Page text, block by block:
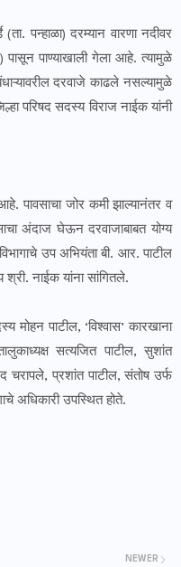
दरम्यान वारणा नदीवर
पासून पाण्याखाली गेला आहे. त्यामुळे
दरवाजे काढले नसल्यामुळे
परिषद सदस्य विराज नाईक यांनी
जोर कमी झाल्यानंतर व
अंदाज घेऊन दरवाजाबाबत योग्य
उप अभियंता बी. आर. पाटील
नाईक यांना सांगितले.
पाटील, ‘विश्वास’ कारखाना
सत्यजित पाटील, सुशांत
चरापले, प्रशांत पाटील, संतोष उर्फ
अधिकारी उपस्थित होते.
NEWER